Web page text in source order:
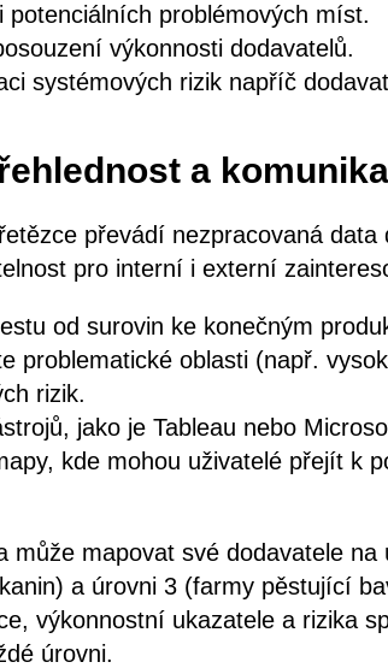
potenciálních problémových míst.
výkonnosti dodavatelů.
systémových rizik napříč
a
převádí nezpracovaná data
pro interní i externí
od surovin ke konečným
problematické oblasti (např.
rizik.
jako je Tableau nebo
kde mohou uživatelé přejít k
může mapovat své dodavatele na
a úrovni 3 (farmy pěstující
výkonnostní ukazatele a rizika
úrovni.